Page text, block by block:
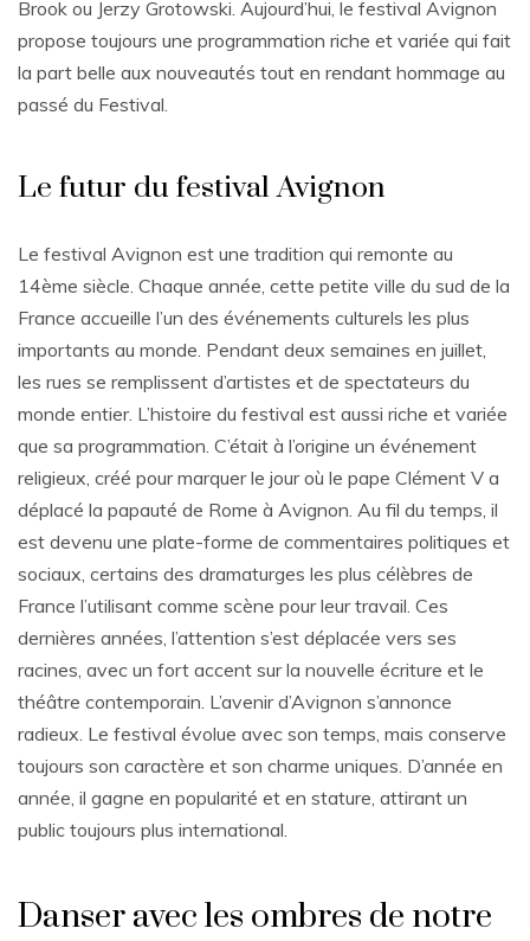
Brook ou Jerzy Grotowski. Aujourd’hui, le festival Avignon
propose toujours une programmation riche et variée qui fait
la part belle aux nouveautés tout en rendant hommage au
passé du Festival.
Le futur du festival Avignon
Le festival Avignon est une tradition qui remonte au
14ème siècle. Chaque année, cette petite ville du sud de la
France accueille l’un des événements culturels les plus
importants au monde. Pendant deux semaines en juillet,
les rues se remplissent d’artistes et de spectateurs du
monde entier. L’histoire du festival est aussi riche et variée
que sa programmation. C’était à l’origine un événement
religieux, créé pour marquer le jour où le pape Clément V a
déplacé la papauté de Rome à Avignon. Au fil du temps, il
est devenu une plate-forme de commentaires politiques et
sociaux, certains des dramaturges les plus célèbres de
France l’utilisant comme scène pour leur travail. Ces
dernières années, l’attention s’est déplacée vers ses
racines, avec un fort accent sur la nouvelle écriture et le
théâtre contemporain. L’avenir d’Avignon s’annonce
radieux. Le festival évolue avec son temps, mais conserve
toujours son caractère et son charme uniques. D’année en
année, il gagne en popularité et en stature, attirant un
public toujours plus international.
Danser avec les ombres de notre